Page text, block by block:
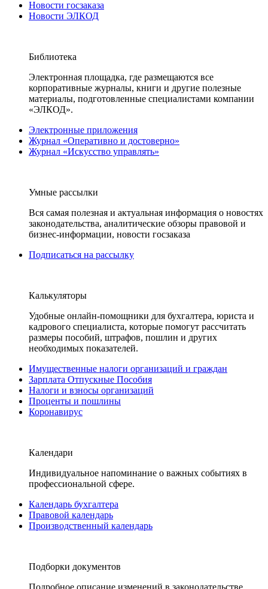
Новости госзаказа
Новости ЭЛКОД
Библиотека
Электронная площадка, где размещаются все
корпоративные журналы, книги и другие полезные
материалы, подготовленные специалистами компании
«ЭЛКОД».
Электронные приложения
Журнал «Оперативно и достоверно»
Журнал «Искусство управлять»
Умные рассылки
Вся самая полезная и актуальная информация о новостях
законодательства, аналитические обзоры правовой и
бизнес-информации, новости госзаказа
Подписаться на рассылку
Калькуляторы
Удобные онлайн-помощники для бухгалтера, юриста и
кадрового специалиста, которые помогут рассчитать
размеры пособий, штрафов, пошлин и других
необходимых показателей.
Имущественные налоги организаций и граждан
Зарплата Отпускные Пособия
Налоги и взносы организаций
Проценты и пошлины
Коронавирус
Календари
Индивидуальное напоминание о важных событиях в
профессиональной сфере.
Календарь бухгалтера
Правовой календарь
Производственный календарь
Подборки документов
Подробное описание изменений в законодательстве,